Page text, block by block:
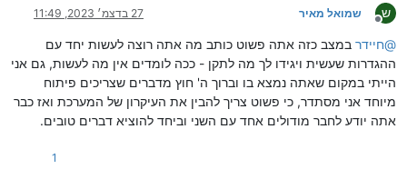
ש
מנותק
שמואל מאיר 27 בדצמ׳ 2023, 11:49
@חיידר במצב כזה אתה פשוט כותב מה אתה רוצה לעשות יחד עם
ההגדרות שעשית ויגידו לך מה לתקן - ככה לומדים אין מה לעשות, גם אני
הייתי במקום שאתה נמצא בו וברוך ה' חוץ מדברים שצריכים פיתוח
מיוחד אני מסתדר, כי פשוט צריך להבין את העיקרון של המערכת ואז כבר
אתה יודע לחבר מודולים אחד עם השני וביחד להוציא דברים טובים.
1